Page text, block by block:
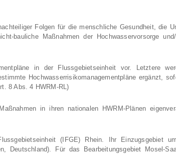
Folgen für die menschliche Gesundheit, die
bauliche Maßnahmen der Hochwasservorsorge
in der Flussgebietseinheit vor. Letztere
Hochwasserrisikomanagementpläne ergänzt,
8 Abs. 4 HWRM-RL)
in ihren nationalen HWRM-Plänen
(IFGE) Rhein. Ihr Einzugsgebiet
Deutschland). Für das Bearbeitungsgebiet Mosel-